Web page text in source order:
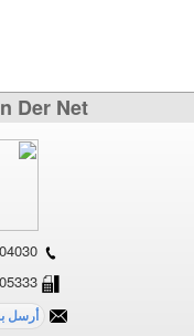
Der Net
0088-7552505333